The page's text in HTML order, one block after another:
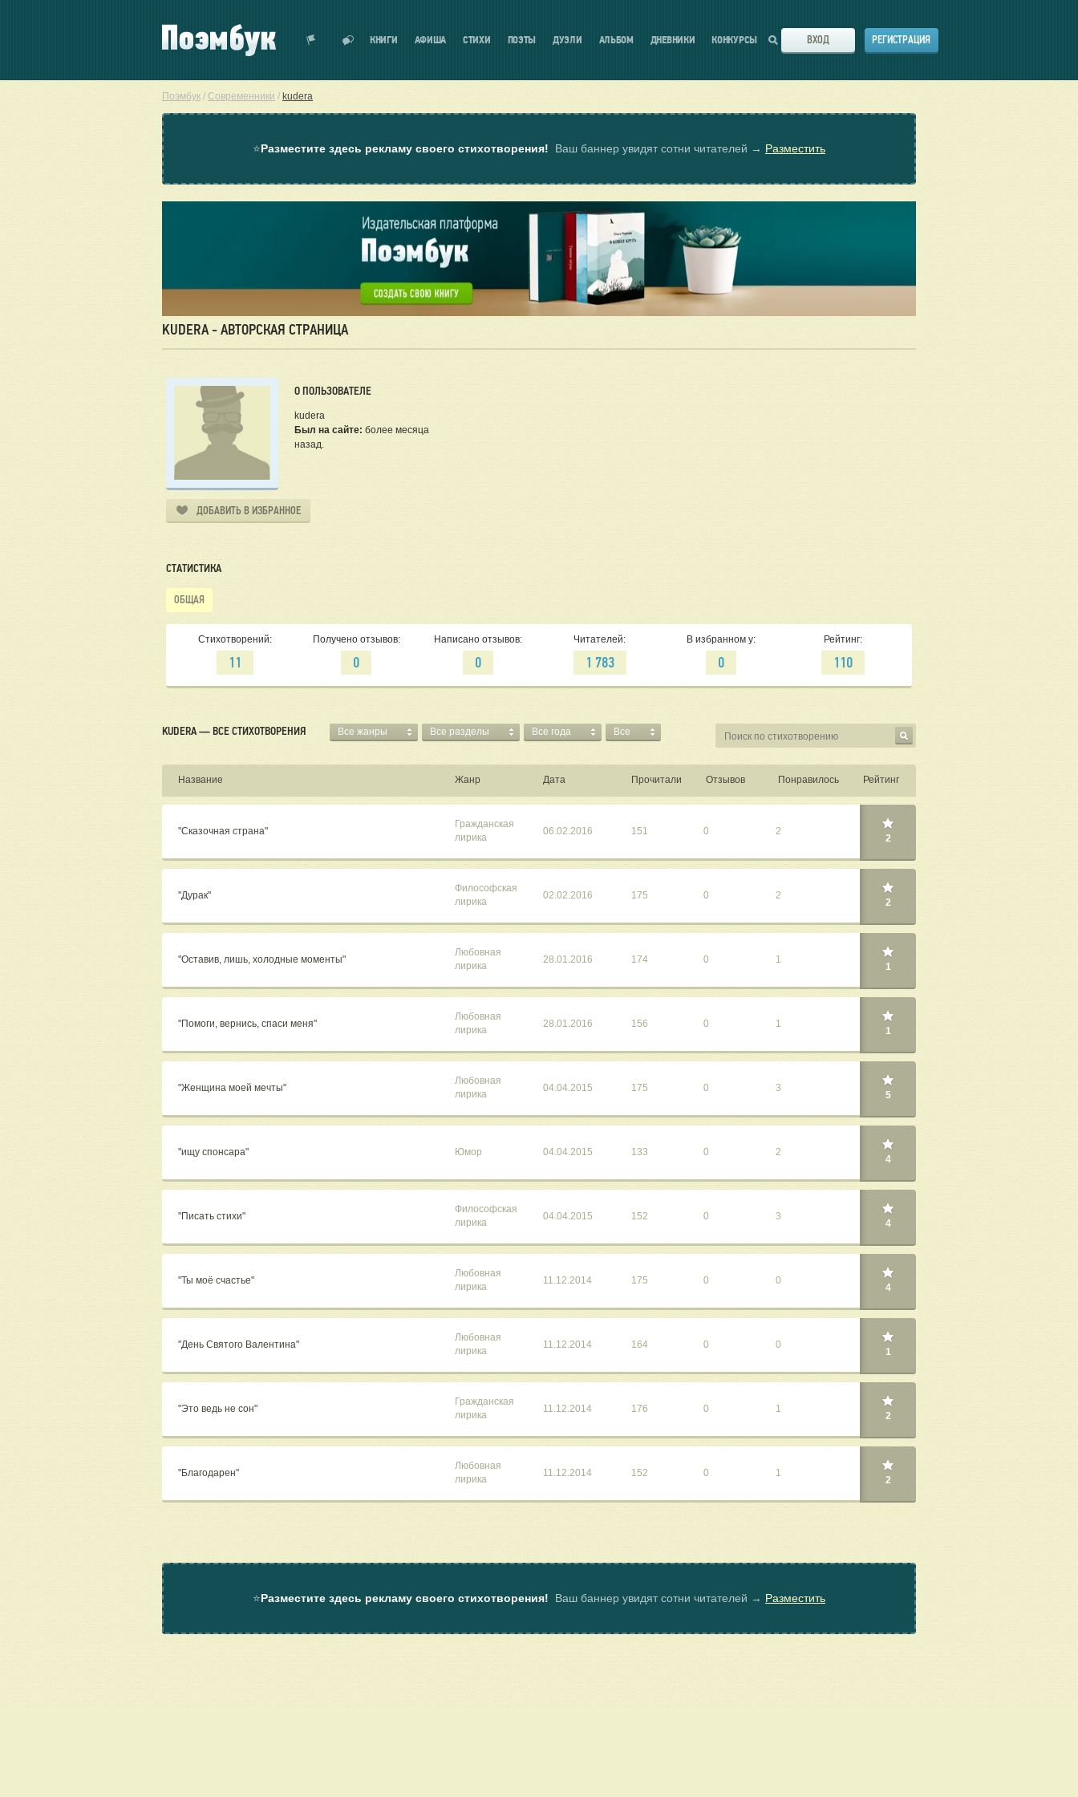
КНИГИ АФИША СТИХИ ПОЭТЫ ДУЭЛИ АЛЬБОМ ДНЕВНИКИ КОНКУРСЫ ВХОД РЕГИСТРАЦИЯ
Поэмбук / Современники / kudera
⭐Разместите здесь рекламу своего стихотворения! Ваш баннер увидят сотни читателей → Разместить
KUDERA - АВТОРСКАЯ СТРАНИЦА
О ПОЛЬЗОВАТЕЛЕ
kudera
Был на сайте: более месяца
назад.
ДОБАВИТЬ В ИЗБРАННОЕ
СТАТИСТИКА
ОБЩАЯ
Стихотворений:
11
Получено отзывов:
0
Написано отзывов:
0
Читателей:
1 783
В избранном у:
0
Рейтинг:
110
KUDERA — ВСЕ СТИХОТВОРЕНИЯ Все жанры Все разделы Все года Все
Название Жанр Дата Прочитали Отзывов Понравилось Рейтинг
"Сказочная страна"
Гражданская
лирика
06.02.2016 151 0 2
2
"Дурак"
Философская
лирика
02.02.2016 175 0 2
2
"Оставив, лишь, холодные моменты"
Любовная
лирика
28.01.2016 174 0 1
1
"Помоги, вернись, спаси меня"
Любовная
лирика
28.01.2016 156 0 1
1
"Женщина моей мечты"
Любовная
лирика
04.04.2015 175 0 3
5
"ищу спонсара" Юмор 04.04.2015 133 0 2
4
"Писать стихи"
Философская
лирика
04.04.2015 152 0 3
4
"Ты моё счастье"
Любовная
лирика
11.12.2014 175 0 0
4
"День Святого Валентина"
Любовная
лирика
11.12.2014 164 0 0
1
"Это ведь не сон"
Гражданская
лирика
11.12.2014 176 0 1
2
"Благодарен"
Любовная
лирика
11.12.2014 152 0 1
2
⭐Разместите здесь рекламу своего стихотворения! Ваш баннер увидят сотни читателей → Разместить